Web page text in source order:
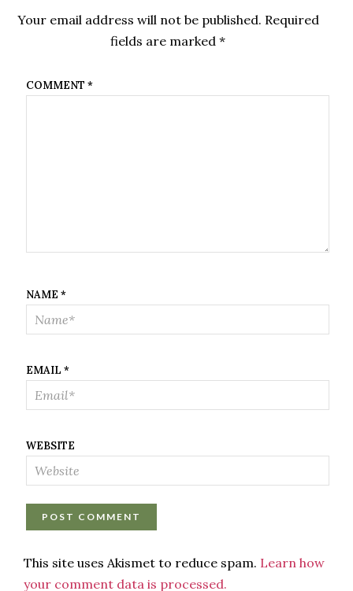
Your email address will not be published. Required
fields are marked*
COMMENT *
NAME *
EMAIL *
WEBSITE
This site uses Akismet to reduce spam. Learn how
your comment data is processed.